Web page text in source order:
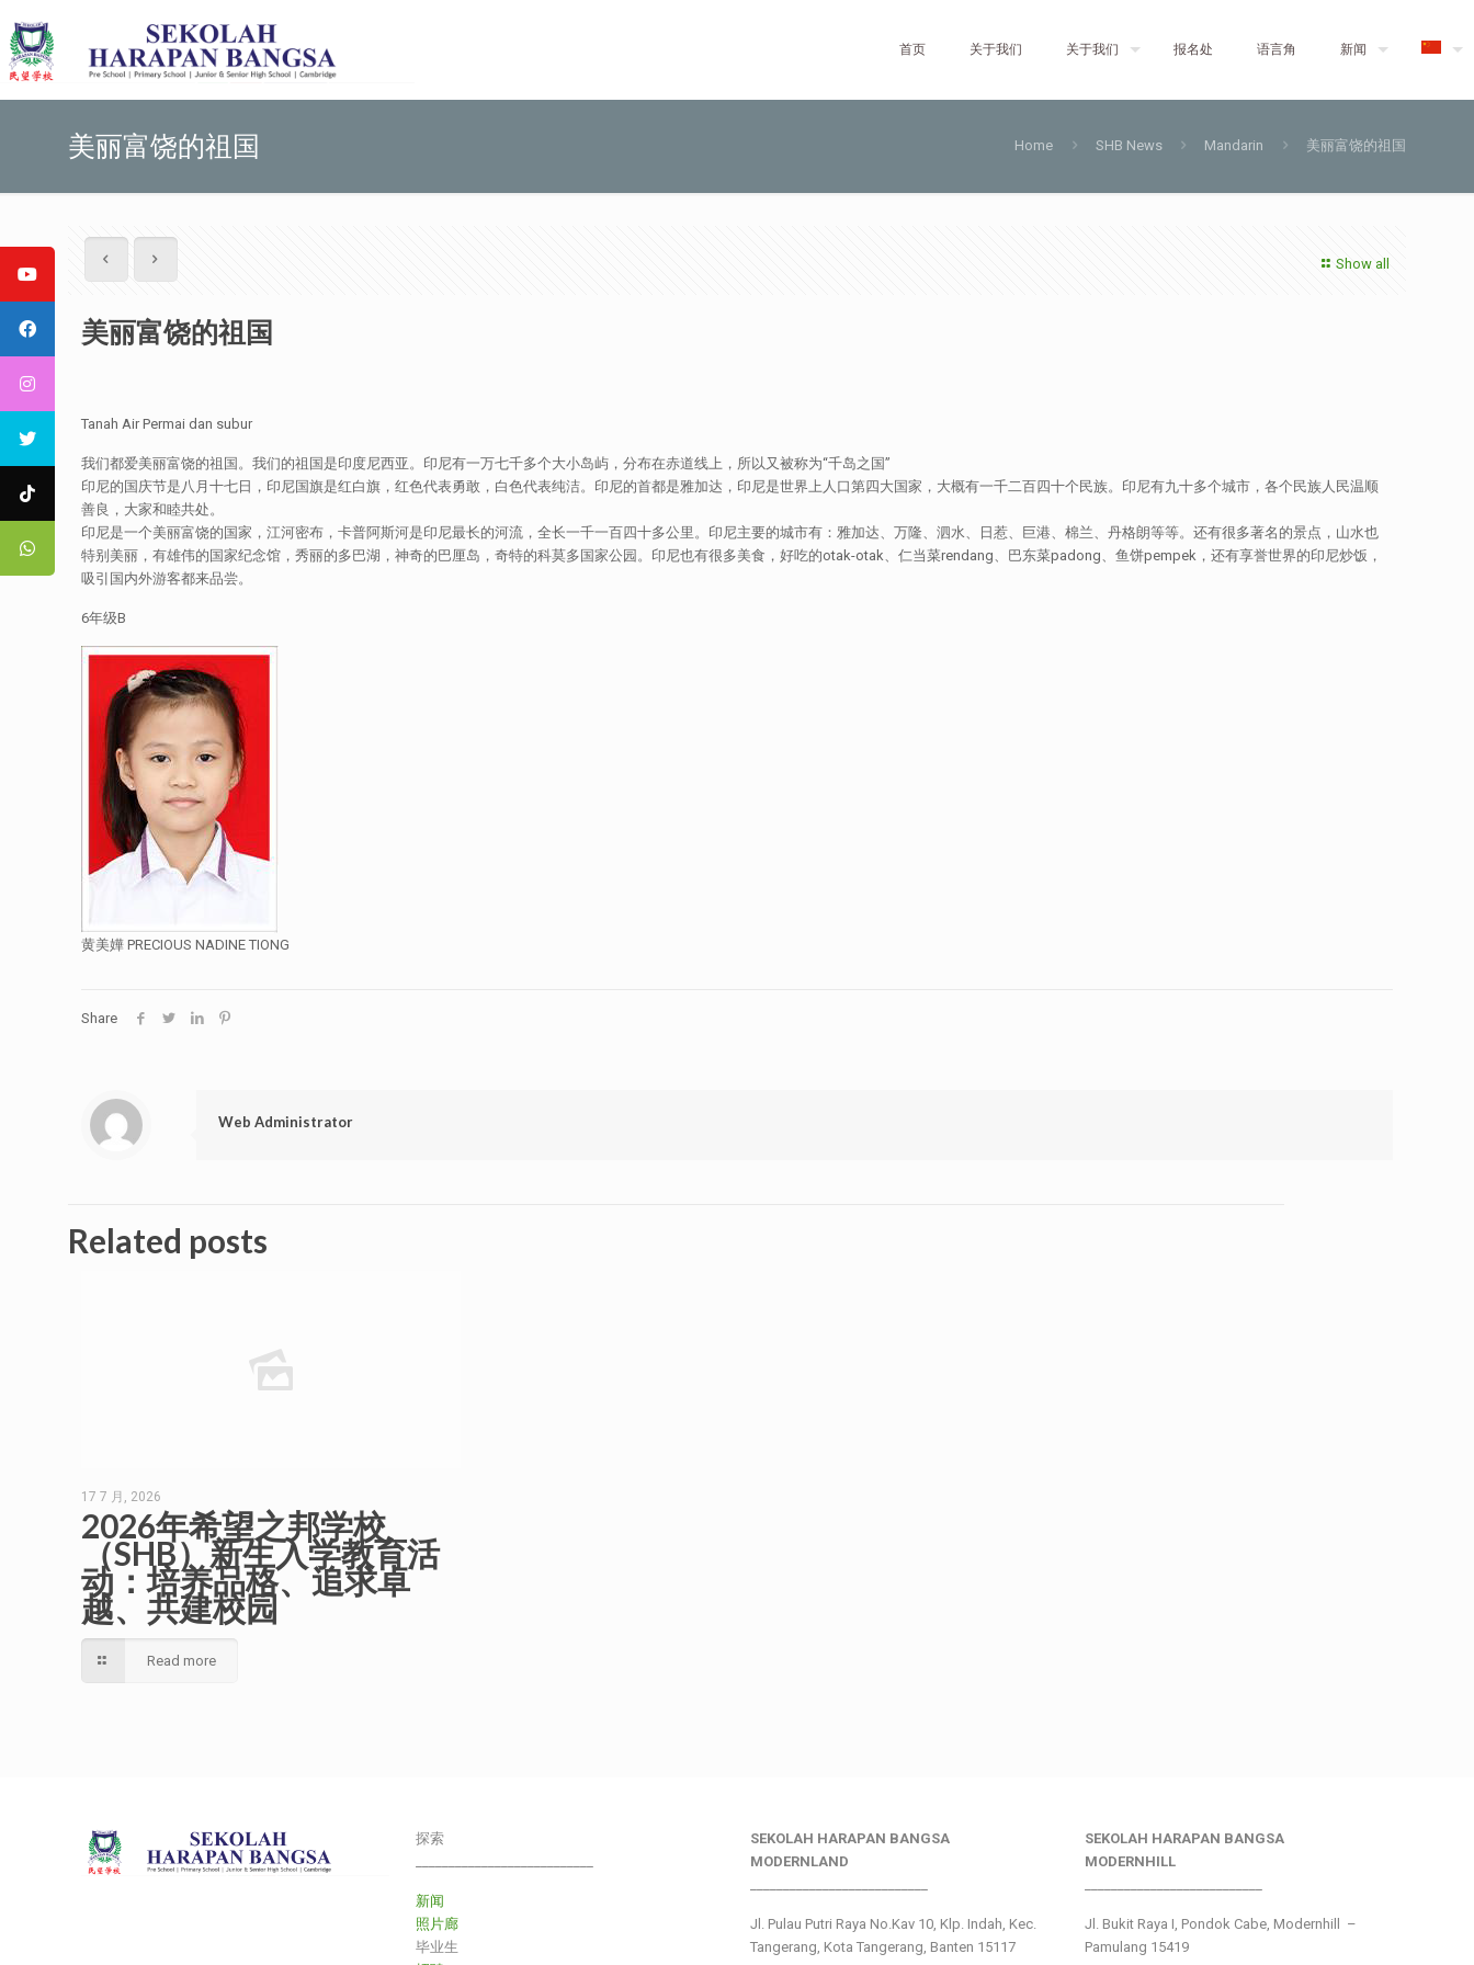
首页 关于我们 关于我们 报名处 语言角 新闻
美丽富饶的祖国 Home SHB News Mandarin 美丽富饶的祖国
Show all
美丽富饶的祖国
Tanah Air Permai dan subur
我们都爱美丽富饶的祖国。我们的祖国是印度尼西亚。印尼有一万七千多个大小岛屿，分布在赤道线上，所以又被称为“千岛之国”
印尼的国庆节是八月十七日，印尼国旗是红白旗，红色代表勇敢，白色代表纯洁。印尼的首都是雅加达，印尼是世界上人口第四大国家，大概有一千二百四十个民族。印尼有九十多个城市，各个民族人民温顺
善良，大家和睦共处。
印尼是一个美丽富饶的国家，江河密布，卡普阿斯河是印尼最长的河流，全长一千一百四十多公里。印尼主要的城市有：雅加达、万隆、泗水、日惹、巨港、棉兰、丹格朗等等。还有很多著名的景点，山水也
特别美丽，有雄伟的国家纪念馆，秀丽的多巴湖，神奇的巴厘岛，奇特的科莫多国家公园。印尼也有很多美食，好吃的otak-otak、仁当菜rendang、巴东菜padong、鱼饼pempek，还有享誉世界的印尼炒饭，
吸引国内外游客都来品尝。
6年级B
黄美嬅 PRECIOUS NADINE TIONG
Share
Web Administrator
Related posts
17 7 月, 2026
2026年希望之邦学校
（SHB）新生入学教育活
动：培养品格、追求卓
越、共建校园
Read more
探索
新闻
照片廊
毕业生
SEKOLAH HARAPAN BANGSA
MODERNLAND
Jl. Pulau Putri Raya No.Kav 10, Klp. Indah, Kec.
Tangerang, Kota Tangerang, Banten 15117
SEKOLAH HARAPAN BANGSA
MODERNHILL
Jl. Bukit Raya I, Pondok Cabe, Modernhill –
Pamulang 15419